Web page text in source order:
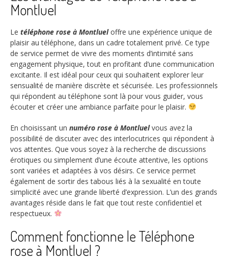
Montluel
Le téléphone rose à Montlueloffre une expérience unique de
plaisir au téléphone, dans un cadre totalement privé. Ce type
de service permet de vivre des moments d’intimité sans
engagement physique, tout en profitant d’une communication
excitante. Il est idéal pour ceux qui souhaitent explorer leur
sensualité de manière discrète et sécurisée. Les professionnels
qui répondent au téléphone sont là pour vous guider, vous
écouter et créer une ambiance parfaite pour le plaisir.
En choisissant un numéro rose à Montluelvous avez la
possibilité de discuter avec des interlocutrices qui répondent à
vos attentes. Que vous soyez à la recherche de discussions
érotiques ou simplement d’une écoute attentive, les options
sont variées et adaptées à vos désirs. Ce service permet
également de sortir des tabous liés à la sexualité en toute
simplicité avec une grande liberté d’expression. L’un des grands
avantages réside dans le fait que tout reste confidentiel et
respectueux.
Comment fonctionne le Téléphone
rose à Montluel ?